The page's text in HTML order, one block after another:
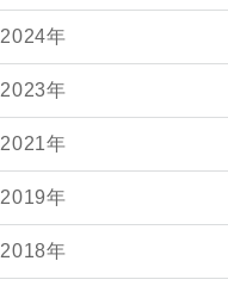
2024年
2023年
2021年
2019年
2018年